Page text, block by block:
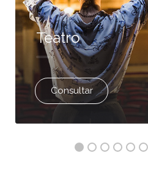
Teatro
Consultar